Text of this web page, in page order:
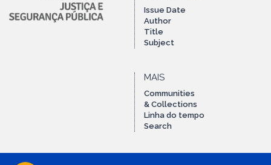
Issue Date
Author
Title
Subject
MAIS
Communities
& Collections
Linha do tempo
Search